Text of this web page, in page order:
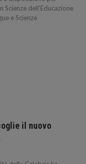
Scienze dell'Educazione
e Scienze
il nuovo